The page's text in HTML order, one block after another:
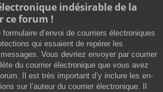
indésirable de la
ce forum !
d’envoi de courriers électroniques
qui essaient de repérer les
Vous devriez envoyer par courrier
du courrier électronique que vous avez
Il est très important d’y inclure les en-
sur l’auteur du courrier électronique. Il